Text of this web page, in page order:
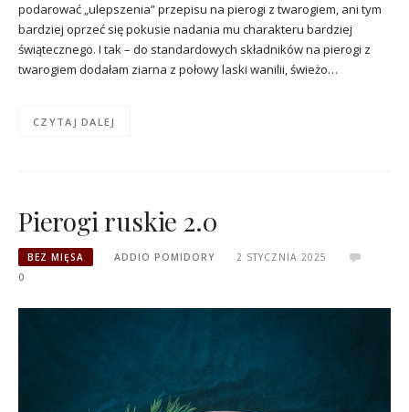
podarować „ulepszenia” przepisu na pierogi z twarogiem, ani tym
bardziej oprzeć się pokusie nadania mu charakteru bardziej
świątecznego. I tak – do standardowych składników na pierogi z
twarogiem dodałam ziarna z połowy laski wanilii, świeżo…
CZYTAJ DALEJ
Pierogi ruskie 2.0
BEZ MIĘSA ADDIO POMIDORY
2 STYCZNIA 2025
0